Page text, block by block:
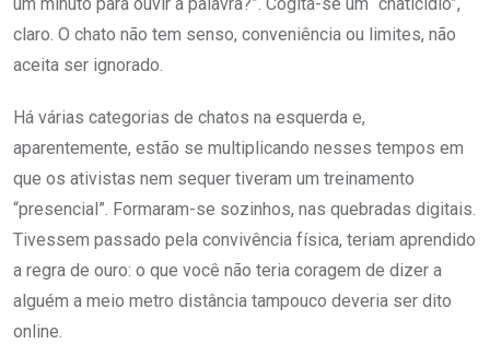
claro. O chato não tem senso, conveniência ou limites, não
aceita ser ignorado.
Há várias categorias de chatos na esquerda e,
aparentemente, estão se multiplicando nesses tempos em
que os ativistas nem sequer tiveram um treinamento
“presencial”. Formaram-se sozinhos, nas quebradas digitais.
Tivessem passado pela convivência física, teriam aprendido
a regra de ouro: o que você não teria coragem de dizer a
alguém a meio metro distância tampouco deveria ser dito
online.